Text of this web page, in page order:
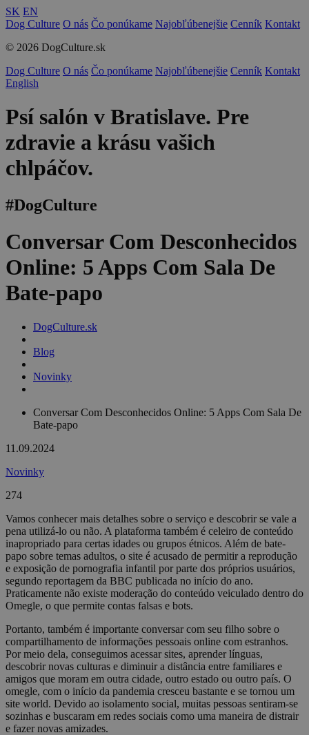
SK EN
Dog Culture O nás Čo ponúkame Najobľúbenejšie Cenník Kontakt
© 2026 DogCulture.sk
Dog Culture O nás Čo ponúkame Najobľúbenejšie Cenník Kontakt
English
Psí salón v Bratislave. Pre
zdravie a krásu vašich
chlpáčov.
#DogCulture
Conversar Com Desconhecidos
Online: 5 Apps Com Sala De
Bate-papo
DogCulture.sk
Blog
Novinky
Conversar Com Desconhecidos Online: 5 Apps Com Sala De
Bate-papo
11.09.2024
Novinky
274
Vamos conhecer mais detalhes sobre o serviço e descobrir se vale a
pena utilizá-lo ou não. A plataforma também é celeiro de conteúdo
inapropriado para certas idades ou grupos étnicos. Além de bate-
papo sobre temas adultos, o site é acusado de permitir a reprodução
e exposição de pornografia infantil por parte dos próprios usuários,
segundo reportagem da BBC publicada no início do ano.
Praticamente não existe moderação do conteúdo veiculado dentro do
Omegle, o que permite contas falsas e bots.
Portanto, também é importante conversar com seu filho sobre o
compartilhamento de informações pessoais online com estranhos.
Por meio dela, conseguimos acessar sites, aprender línguas,
descobrir novas culturas e diminuir a distância entre familiares e
amigos que moram em outra cidade, outro estado ou outro país. O
omegle, com o início da pandemia cresceu bastante e se tornou um
site world. Devido ao isolamento social, muitas pessoas sentiram-se
sozinhas e buscaram em redes sociais como uma maneira de distrair
e fazer novas amizades.